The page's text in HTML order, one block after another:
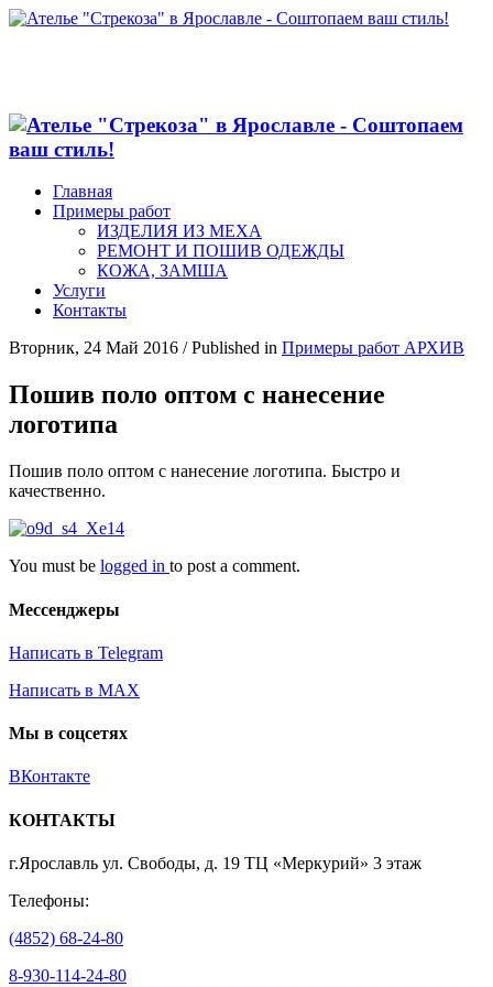
Главная
Примеры работ
ИЗДЕЛИЯ ИЗ МЕХА
РЕМОНТ И ПОШИВ ОДЕЖДЫ
КОЖА, ЗАМША
Услуги
Контакты
Вторник, 24 Май 2016 /Published in Примеры работ АРХИВ
Пошив поло оптом с нанесение
логотипа
Пошив поло оптом с нанесение логотипа. Быстро и
качественно.
You must be logged in to post a comment.
Мессенджеры
Написать в Telegram
Написать в MAX
Мы в соцсетях
ВКонтакте
КОНТАКТЫ
г.Ярославль ул. Свободы, д. 19 ТЦ «Меркурий» 3 этаж
Телефоны:
(4852) 68-24-80
8-930-114-24-80